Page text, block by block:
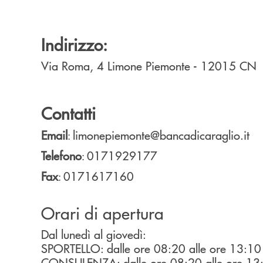
Indirizzo:
Via Roma, 4 Limone Piemonte - 12015 CN
Contatti
Email: limonepiemonte@bancadicaraglio.it
Telefono: 0171929177
Fax: 0171617160
Orari di apertura
Dal lunedì al giovedì:
SPORTELLO: dalle ore 08:20 alle ore 13:10